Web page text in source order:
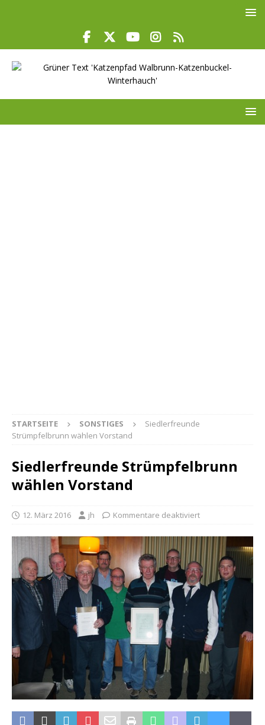
STARTSEITE SONSTIGES
Siedlerfreunde
Strümpfelbrunn wählen Vorstand
Siedlerfreunde Strümpfelbrunn
wählen Vorstand
12. März 2016 jh Kommentare deaktiviert